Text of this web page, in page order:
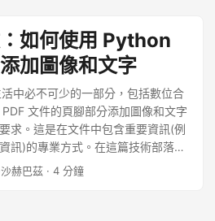
如何使用 Python
加圖像和文字
中必不可少的一部分，包括數位合
文件的頁腳部分添加圖像和文字
求。這是在文件中包含重要資訊(例
訊)的專業方式。在這篇技術部落格
用 Python 程式語言將圖像和文字新
沙赫巴茲 · 4 分鐘